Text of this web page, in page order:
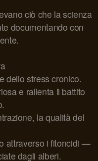
ciò che la scienza
documentando con
dello stress cronico.
e rallenta il battito
la qualità del
attraverso i fitoncidi —
dagli alberi.